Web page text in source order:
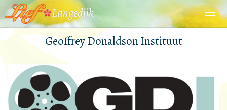
Home Zoeken Nieuws Agenda
Geoffrey Donaldson Instituut